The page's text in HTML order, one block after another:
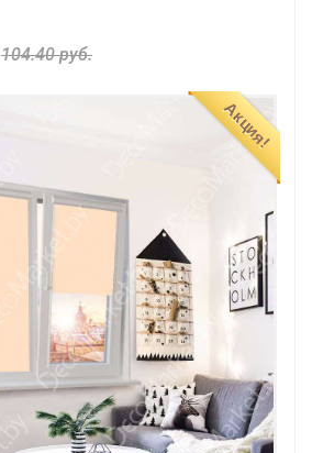
104.40 руб.
Акция!